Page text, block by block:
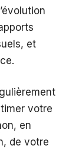
et
votre
en
de votre